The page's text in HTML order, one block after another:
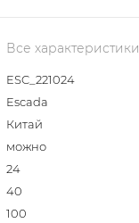
Все характеристики
ESC_221024
Escada
Китай
можно
24
40
100